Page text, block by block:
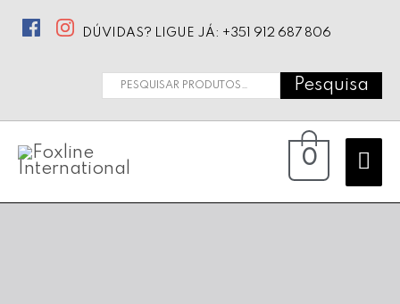
DÚVIDAS? LIGUE JÁ: +351 912 687 806
Pesquisar
Pesquisa
0